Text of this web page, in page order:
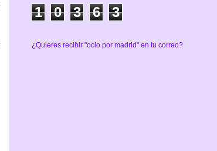
1 0 3 6 3
¿Quieres recibir "ocio por madrid" en tu correo?